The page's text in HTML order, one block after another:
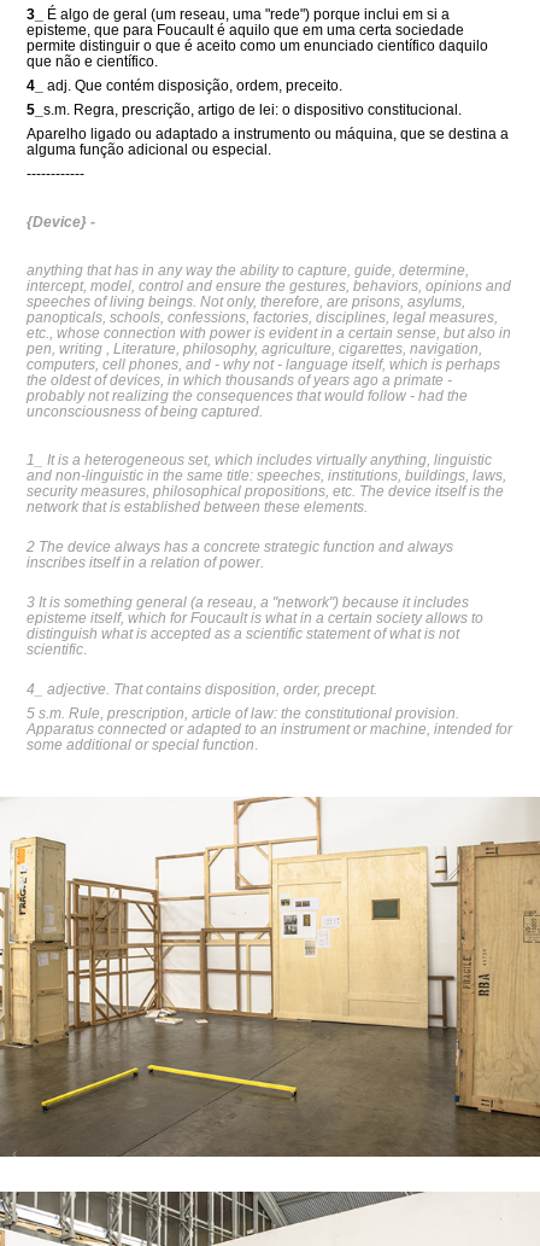
3_
É algo de geral (um reseau, uma "rede") porque inclui em si a
episteme, que para Foucault é aquilo que em uma certa sociedade
permite distinguir o que é aceito como um enunciado científico daquilo
que não e científico.
4_
adj. Que contém disposição, ordem, preceito.
5_s.m. Regra, prescrição, artigo de lei: o dispositivo constitucional.
Aparelho ligado ou adaptado a instrumento ou máquina, que se destina a
alguma função adicional ou especial.
------------
{Device} -
anything that has in any way the ability to capture, guide, determine,
intercept, model, control and ensure the gestures, behaviors, opinions and
speeches of living beings. Not only, therefore, are prisons, asylums,
panopticals, schools, confessions, factories, disciplines, legal measures,
etc., whose connection with power is evident in a certain sense, but also in
pen, writing , Literature, philosophy, agriculture, cigarettes, navigation,
computers, cell phones, and - why not - language itself, which is perhaps
the oldest of devices, in which thousands of years ago a primate -
probably not realizing the consequences that would follow - had the
unconsciousness of being captured.
1_ It is a heterogeneous set, which includes virtually anything, linguistic
and non-linguistic in the same title: speeches, institutions, buildings, laws,
security measures, philosophical propositions, etc. The device itself is the
network that is established between these elements.
2 The device always has a concrete strategic function and always
inscribes itself in a relation of power.
3 It is something general (a reseau, a "network") because it includes
episteme itself, which for Foucault is what in a certain society allows to
distinguish what is accepted as a scientific statement of what is not
scientific.
4_ adjective. That contains disposition, order, precept.
5 s.m. Rule, prescription, article of law: the constitutional provision.
Apparatus connected or adapted to an instrument or machine, intended for
some additional or special function.